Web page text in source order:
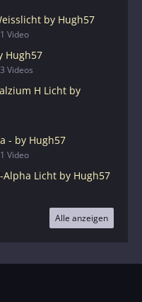
by Hugh57
Video
Hugh57
Videos
H Licht by
- by Hugh57
Video
Alpha Licht by Hugh57
Alle anzeigen